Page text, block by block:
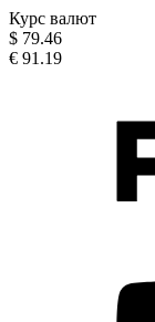
Курс валют
$ 79.46
€ 91.19